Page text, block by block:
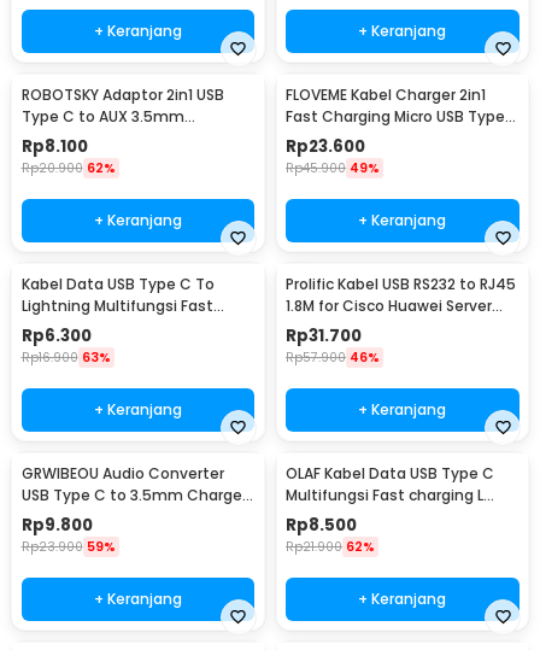
+ Keranjang + Keranjang
ROBOTSKY Adaptor 2in1 USB
Type C to AUX 3.5mm
Headphone and USB Type C -
S-K06
Rp8.100
Rp20.900 62%
+ Keranjang
FLOVEME Kabel Charger 2in1
Fast Charging Micro USB Type
C 14W 1.2M - B00626
Rp23.600
Rp45.900 49%
+ Keranjang
Kabel Data USB Type C To
Lightning Multifungsi Fast
Charging 5V 2A 1M - 1636
Rp6.300
Rp16.900 63%
+ Keranjang
Prolific Kabel USB RS232 to RJ45
1.8M for Cisco Huawei Server
Router - PL2303RA
Rp31.700
Rp57.900 46%
+ Keranjang
GRWIBEOU Audio Converter
USB Type C to 3.5mm Charger
Port - GR35C
Rp9.800
Rp23.900 59%
+ Keranjang
OLAF Kabel Data USB Type C
Multifungsi Fast charging L
Shape 5A 1M - OL01
Rp8.500
Rp21.900 62%
+ Keranjang